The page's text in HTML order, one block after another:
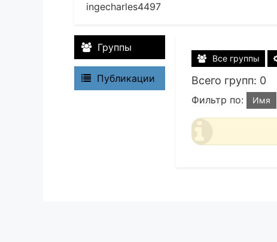
ingecharles4497
Группы
Публикации
Все группы
Всего групп: 0
Фильтр по: Имя